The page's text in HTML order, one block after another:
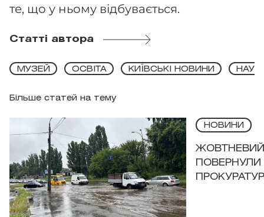
те, що у ньому відбувається.
Статті автора
Більше статей на тему
МУЗЕЙ ОСВІТА КИЇВСЬКІ НОВИНИ
НОВИНИ
ЖОВТНЕВИЙ
ПОВЕРНУЛИ